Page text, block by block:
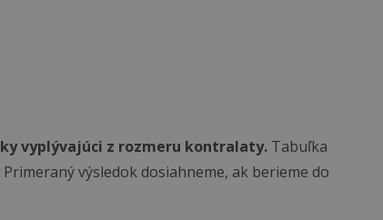
vyplývajúci z rozmeru kontralaty. Tabuľka
výsledok dosiahneme, ak berieme do